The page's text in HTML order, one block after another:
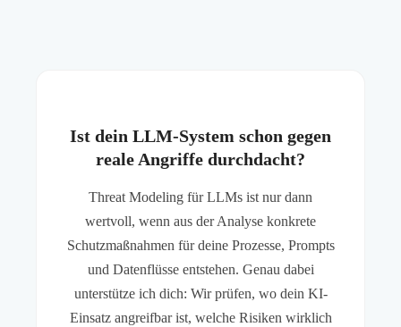
Ist dein LLM-System schon gegen
reale Angriffe durchdacht?
Threat Modeling für LLMs ist nur dann
wertvoll, wenn aus der Analyse konkrete
Schutzmaßnahmen für deine Prozesse, Prompts
und Datenflüsse entstehen. Genau dabei
unterstütze ich dich: Wir prüfen, wo dein KI-
Einsatz angreifbar ist, welche Risiken wirklich